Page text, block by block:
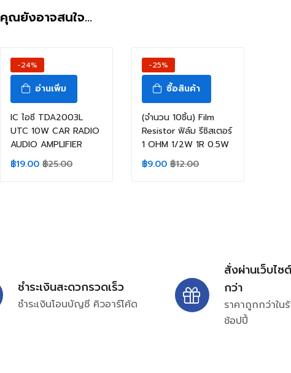
คุณยังอาจสนใจ…
-24%
อ่านเพิ่ม
IC ไอซี TDA2003L
UTC 10W CAR RADIO
AUDIO AMPLIFIER
฿19.00 ฿25.00
-25%
ซื้อสินค้า
(จำนวน 10ชิ้น) Film
Resistor ฟิล์ม รีซิสเตอร์
1 OHM 1/2W 1R 0.5W
฿9.00 ฿12.00
ชำระเงินสะดวกรวดเร็ว
ชำระเงินโอนบัญชี คิวอาร์โค้ด
สั่งผ่านเว็บไซ
กว่า
ราคาถูกกว่าใน
ช้อปปี้